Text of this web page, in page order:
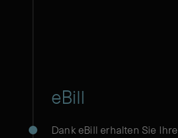
eBill
Dank eBill erhalten Sie Ihre